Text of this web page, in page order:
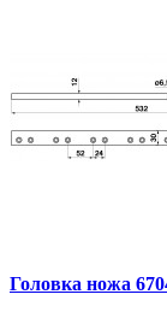
Головка ножа